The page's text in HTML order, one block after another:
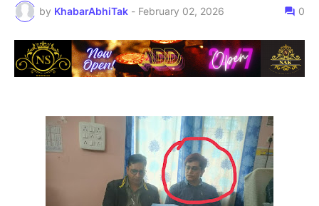
by KhabarAbhiTak - February 02, 2026 0